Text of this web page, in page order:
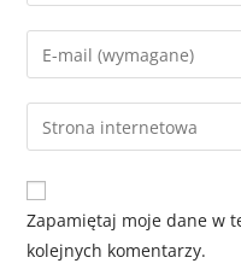
Zapamiętaj moje dane w
kolejnych komentarzy.